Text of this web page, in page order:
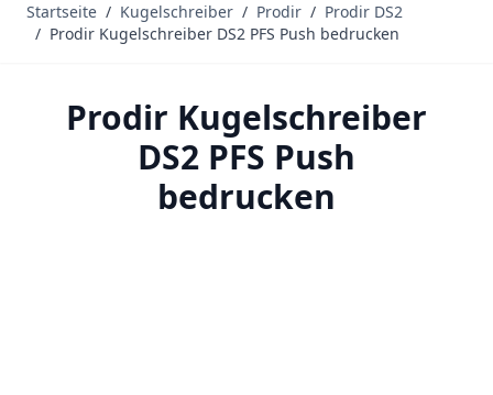
Startseite / Kugelschreiber / Prodir / Prodir DS2
/ Prodir Kugelschreiber DS2 PFS Push bedrucken
Prodir Kugelschreiber
DS2 PFS Push
bedrucken